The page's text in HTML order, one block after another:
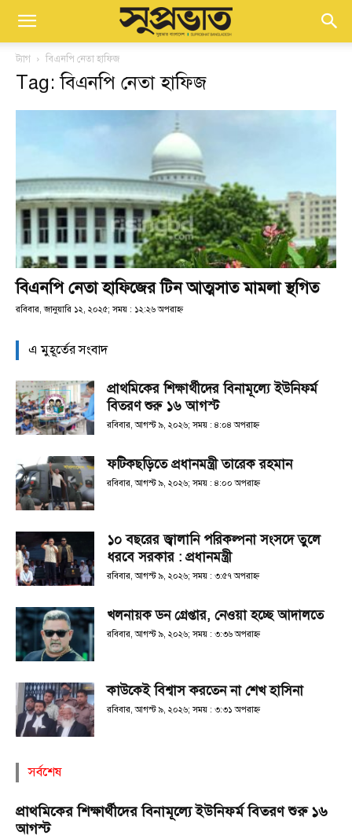
ট্যাগ বিএনপি নেতা হাফিজ
Tag: বিএনপি নেতা হাফিজ
বিএনপি নেতা হাফিজের টিন আত্মসাত মামলা স্থগিত
রবিবার, জানুয়ারি ১২, ২০২৫; সময় : ১২:২৬ অপরাহ্ণ
এ মুহূর্তের সংবাদ
প্রাথমিকের শিক্ষার্থীদের বিনামূল্যে ইউনিফর্ম
বিতরণ শুরু ১৬ আগস্ট
রবিবার, আগস্ট ৯, ২০২৬; সময় : ৪:০৪ অপরাহ্ণ
ফটিকছড়িতে প্রধানমন্ত্রী তারেক রহমান
রবিবার, আগস্ট ৯, ২০২৬; সময় : ৪:০০ অপরাহ্ণ
১০ বছরের জ্বালানি পরিকল্পনা সংসদে তুলে
ধরবে সরকার : প্রধানমন্ত্রী
রবিবার, আগস্ট ৯, ২০২৬; সময় : ৩:৫৭ অপরাহ্ণ
খলনায়ক ডন গ্রেপ্তার, নেওয়া হচ্ছে আদালতে
রবিবার, আগস্ট ৯, ২০২৬; সময় : ৩:৩৬ অপরাহ্ণ
কাউকেই বিশ্বাস করতেন না শেখ হাসিনা
রবিবার, আগস্ট ৯, ২০২৬; সময় : ৩:৩১ অপরাহ্ণ
সর্বশেষ
প্রাথমিকের শিক্ষার্থীদের বিনামূল্যে ইউনিফর্ম বিতরণ শুরু ১৬
আগস্ট